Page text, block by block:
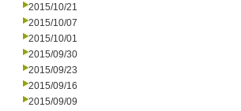
2015/10/21
2015/10/07
2015/10/01
2015/09/30
2015/09/23
2015/09/16
2015/09/09